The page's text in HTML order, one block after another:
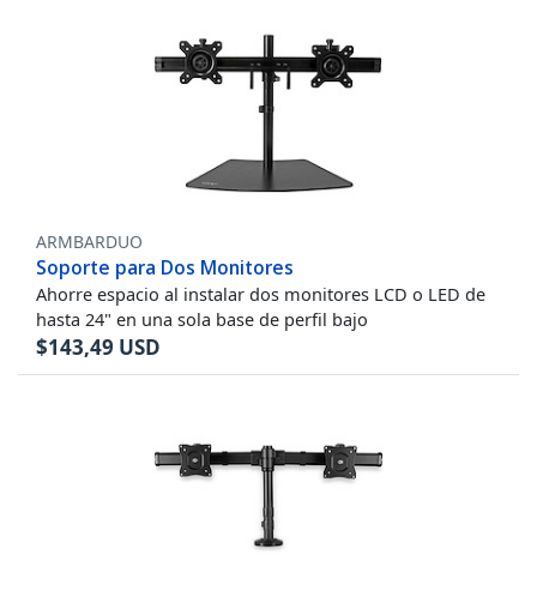
ARMBARDUO
Soporte para Dos Monitores
Ahorre espacio al instalar dos monitores LCD o LED de
hasta 24" en una sola base de perfil bajo
$143,49 USD